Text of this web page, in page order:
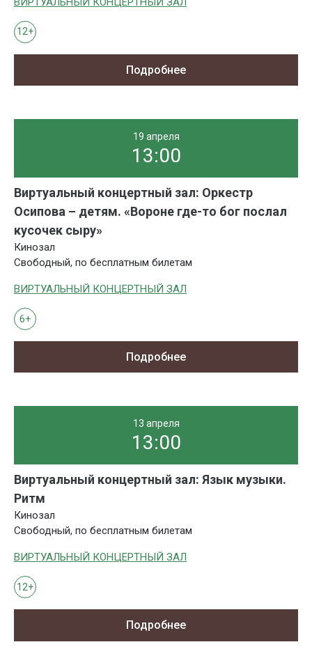
12+
Подробнее
19 апреля
13:00
Виртуальный концертный зал: Оркестр
Осипова – детям. «Вороне где-то бог послал
кусочек сыру»
Кинозал
Свободный, по бесплатным билетам
ВИРТУАЛЬНЫЙ КОНЦЕРТНЫЙ ЗАЛ
6+
Подробнее
13 апреля
13:00
Виртуальный концертный зал: Язык музыки.
Ритм
Кинозал
Свободный, по бесплатным билетам
ВИРТУАЛЬНЫЙ КОНЦЕРТНЫЙ ЗАЛ
12+
Подробнее